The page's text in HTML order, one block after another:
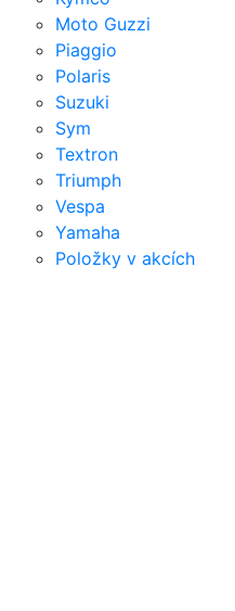
Moto Guzzi
Piaggio
Polaris
Suzuki
Sym
Textron
Triumph
Vespa
Yamaha
Položky v akcích